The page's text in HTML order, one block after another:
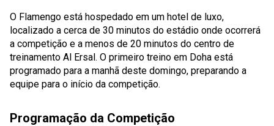
O Flamengo está hospedado em um hotel de luxo,
localizado a cerca de 30 minutos do estádio onde ocorrerá
a competição e a menos de 20 minutos do centro de
treinamento Al Ersal. O primeiro treino em Doha está
programado para a manhã deste domingo, preparando a
equipe para o início da competição.
Programação da Competição